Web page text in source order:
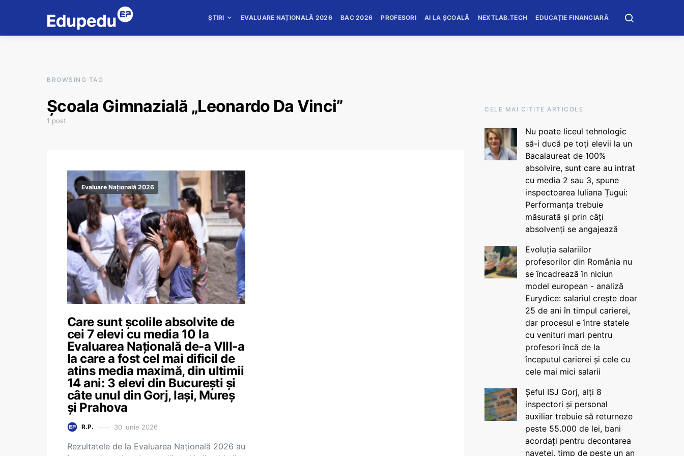
ȘTIRI EVALUARE NAȚIONALĂ 2026 BAC 2026 PROFESORI AI LA ȘCOALĂ NEXTLAB.TECH EDUCAȚIE FINANCIARĂ
BROWSING TAG
Școala Gimnazială „Leonardo Da Vinci”
1 post
Evaluare Națională 2026
Care sunt școlile absolvite de
cei 7 elevi cu media 10 la
Evaluarea Națională de-a VIII-a
la care a fost cel mai dificil de
atins media maximă, din ultimii
14 ani: 3 elevi din București și
câte unul din Gorj, Iași, Mureș
și Prahova
R.P. 30 iunie 2026
Rezultatele de la Evaluarea Națională 2026 au
CELE MAI CITITE ARTICOLE
Nu poate liceul tehnologic
să-i ducă pe toți elevii la un
Bacalaureat de 100%
absolvire, sunt care au intrat
cu media 2 sau 3, spune
inspectoarea Iuliana Țugui:
Performanța trebuie
măsurată și prin câți
absolvenți se angajează
Evoluția salariilor
profesorilor din România nu
se încadrează în niciun
model european - analiză
Eurydice: salariul crește doar
25 de ani în timpul carierei,
dar procesul e între statele
cu venituri mari pentru
profesori încă de la
începutul carierei și cele cu
cele mai mici salarii
Șeful ISJ Gorj, alți 8
inspectori și personal
auxiliar trebuie să returneze
peste 55.000 de lei, bani
acordați pentru decontarea
navetei, timp de peste un an